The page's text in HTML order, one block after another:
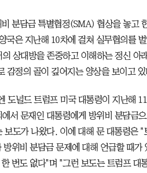
분담금 특별협정(SMA) 협상을 놓고
국은 지난해 10차에 걸쳐 실무협의를
의 상대방을 존중하고 이해하는 정신 아
감정의 골이 깊어지는 양상을 보이고
도널드 트럼프 미국 대통령이 지난해
서 문재인 대통령에게 방위비 분담금
보도가 나왔다. 이에 대해 문 대통령은
방위비 분담금 문제에 대해 언급할 때가
번도 없다"며 "그런 보도는 트럼프 대